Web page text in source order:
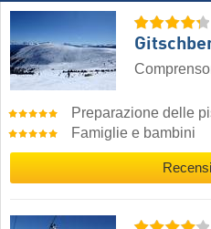
Preparazione delle
Famiglie e bambini